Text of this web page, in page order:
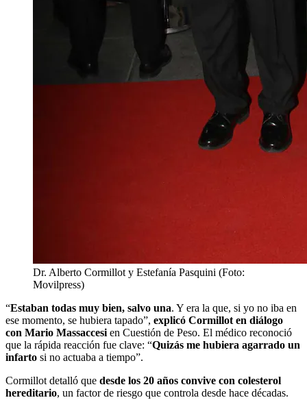
Dr. Alberto Cormillot y Estefanía Pasquini (Foto:
Movilpress)
“Estaban todas muy bien, salvo una. Y era la que, si yo no iba en
ese momento, se hubiera tapado”, explicó Cormillot en diálogo
con Mario Massaccesi en Cuestión de Peso. El médico reconoció
que la rápida reacción fue clave: “Quizás me hubiera agarrado un
infarto si no actuaba a tiempo”.
Cormillot detalló que desde los 20 años convive con colesterol
hereditario, un factor de riesgo que controla desde hace décadas.